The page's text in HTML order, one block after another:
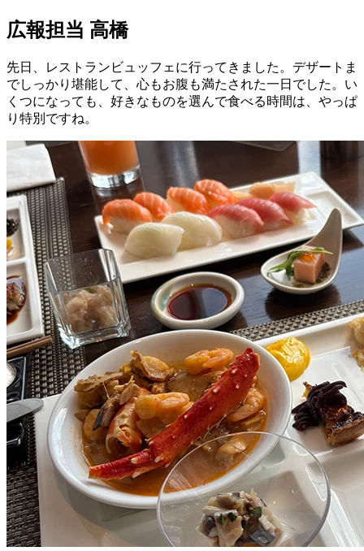
広報担当 高橋
先日、レストランビュッフェに行ってきました。デザートま
でしっかり堪能して、心もお腹も満たされた一日でした。い
くつになっても、好きなものを選んで食べる時間は、やっぱ
り特別ですね。